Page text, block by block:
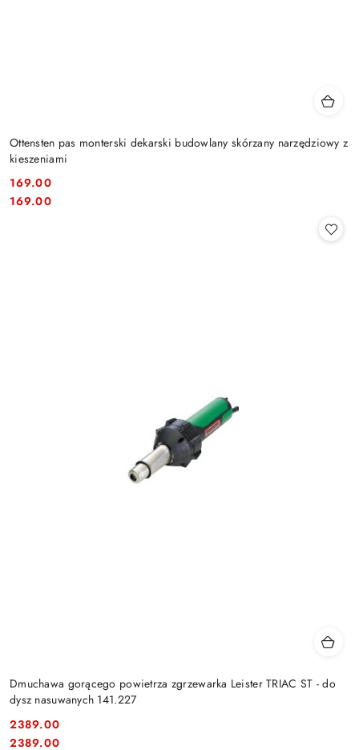
Ottensten pas monterski dekarski budowlany skórzany narzędziowy z
kieszeniami
Cena:
169.00
Cena:
169.00
Dmuchawa gorącego powietrza zgrzewarka Leister TRIAC ST - do
dysz nasuwanych 141.227
Cena:
2389.00
Cena:
2389.00